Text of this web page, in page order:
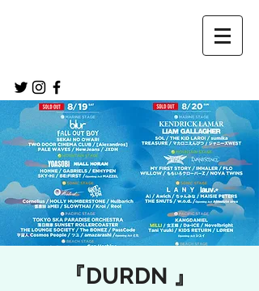
『DURDN 』